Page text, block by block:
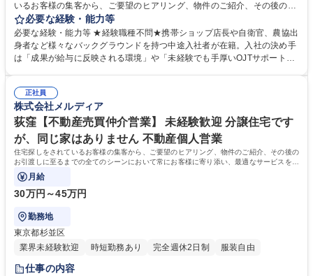
いるお客様の集客から、ご要望のヒアリング、物件のご紹介、その後のお
引渡しに至るまでの全てのシーンにおいて常にお客様に寄り添い、最適な
サービスを提供していきます。価格×デザイン×立地 どれも妥協しない家
をご紹介していただきます。 【具体的には】■集客のための広告マーケテ
ィング戦略 ■お客様のご要望のヒアリング、ニーズの把握 ■物件のご提案
分譲住宅ですが、同じ家はありません
必要な経験・能力等
必要な経験・能力等 ★経験職種不問★携帯ショップ店長や自衛官、農協出
身者など様々なバックグラウンドを持つ中途入社者が在籍。入社の決め手
は「成果が給与に反映される環境」や「未経験でも手厚いOJTサポート」
ながら1からコンセプトを考え、家づくりを進めていきます。各職種のプ
ロがそれぞれの目線から意見をぶつけ合うことで、それぞれの業種の経験
だけでは身につかない、幅広い知識とスキルを身につけることができま
す。 学歴・資格 学歴：大学院 大学 高専 短大 専修学校 高校 語学力： 資
格：第一種運転免許普通自動車
正社員
株式会社メルディア
荻窪【不動産売買仲介営業】 未経験歓迎 分譲住宅です
が、同じ家はありません 不動産個人営業
住宅探しをされているお客様の集客から、ご要望のヒアリング、物件のご紹介、その後の
お引渡しに至るまでの全てのシーンにおいて常にお客様に寄り添い、最適なサービスを提
供していきます。価格×デザイン×立地
月給
30万円～45万円
勤務地
東京都杉並区
業界未経験歓迎
時短勤務あり 完全週休2日制 服装自由
仕事の内容